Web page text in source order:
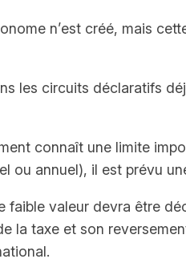
n’est créé, mais
les circuits déclaratifs
connaît une limite
ou annuel), il est prévu
valeur devra être
la taxe et son